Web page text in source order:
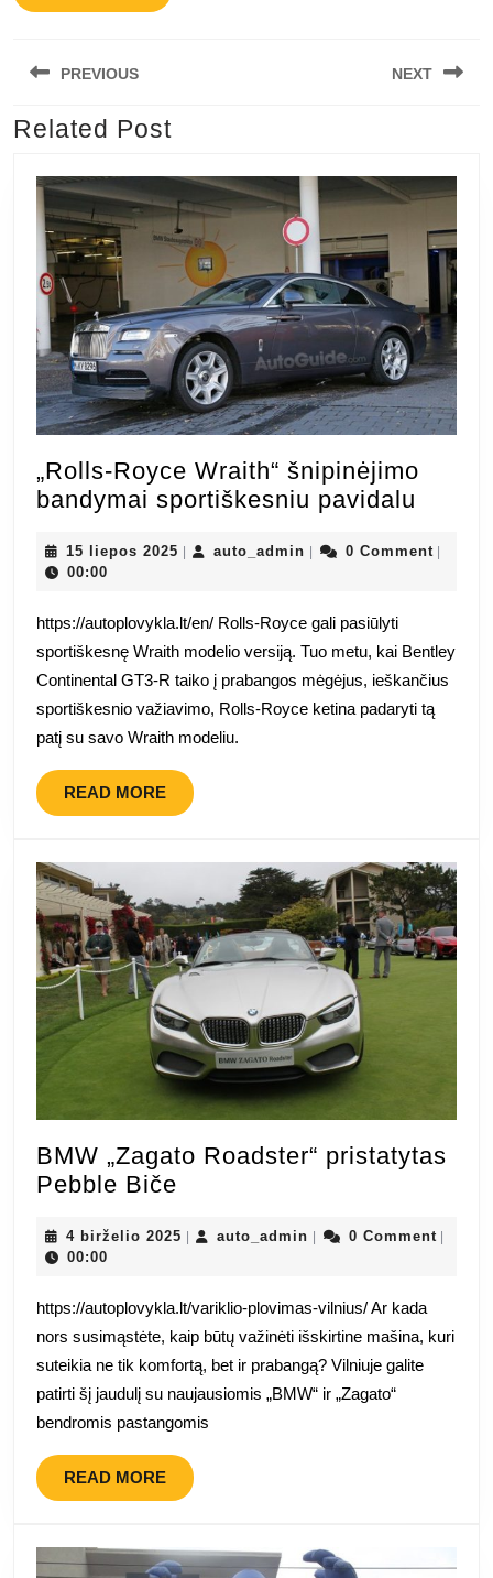
tarp
įrašų
PREVIOUS
Previous
NEXT
Related Post
„Rolls-Royce Wraith“ šnipinėjimo
bandymai sportiškesniu pavidalu
15 liepos 2025 15
| auto_admin auto_admin
| 0 Comment |
00:00
https://autoplovykla.lt/en/ Rolls-Royce gali pasiūlyti
sportiškesnę Wraith modelio versiją. Tuo metu, kai Bentley
Continental GT3-R taiko į prabangos mėgėjus, ieškančius
sportiškesnio važiavimo, Rolls-Royce ketina padaryti tą
patį su savo Wraith modeliu.
READ MOREREAD
MORE
BMW „Zagato Roadster“ pristatytas
Pebble Biče
Roadster“
Pebble
Biče
4 birželio 2025 4
auto_admin auto_admin
0 Comment
00:00
https://autoplovykla.lt/variklio-plovimas-vilnius/ Ar kada
nors susimąstėte, kaip būtų važinėti išskirtine mašina, kuri
suteikia ne tik komfortą, bet ir prabangą? Vilniuje galite
patirti šį jaudulį su naujausiomis „BMW“ ir „Zagato“
bendromis pastangomis
READ MOREREAD
MORE